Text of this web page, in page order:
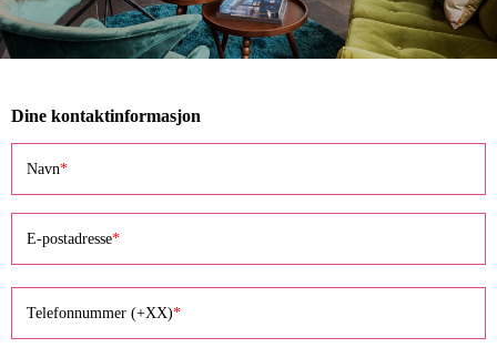
Dine kontaktinformasjon
Navn
E-postadresse
Telefonnummer (+XX)